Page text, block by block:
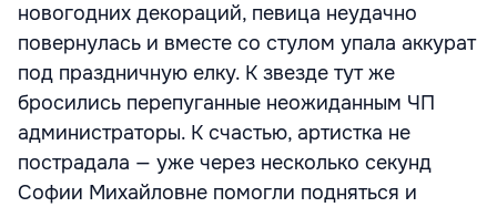
новогодних декораций, певица неудачно
повернулась и вместе со стулом упала аккурат
под праздничную елку. К звезде тут же
бросились перепуганные неожиданным ЧП
администраторы. К счастью, артистка не
пострадала — уже через несколько секунд
Софии Михайловне помогли подняться и